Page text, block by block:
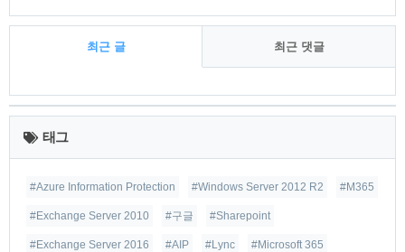
최근 글 최근 댓글
최
근
글 태그
#Azure Information Protection #Windows Server 2012 R2 #M365
#Exchange Server 2010 #구글 #Sharepoint
#Exchange Server 2016 #AIP #Lync #Microsoft 365